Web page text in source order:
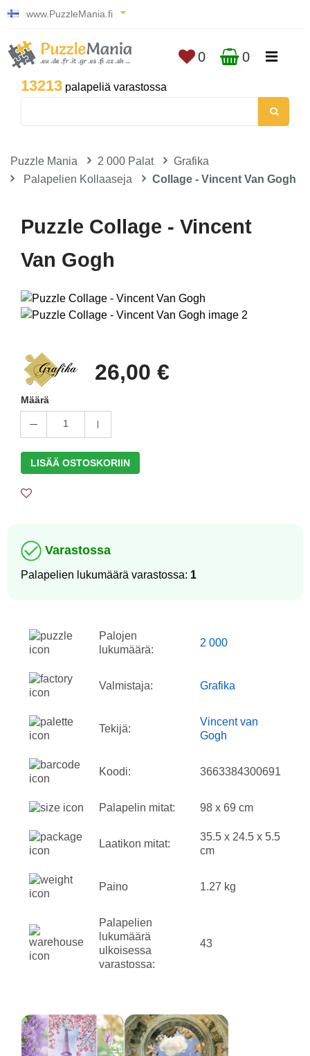
www.PuzzleMania.fi
13213 palapeliä varastossa
0 0
Puzzle Mania 2 000 Palat
Grafika
Palapelien Kollaaseja
Collage - Vincent Van Gogh
Puzzle Collage - Vincent
Van Gogh
26,00 €
Määrä
1
LISÄÄ OSTOSKORIIN
Varastossa
Palapelien lukumäärä varastossa: 1
Palojen
lukumäärä:
2 000
Valmistaja: Grafika
Tekijä:
Vincent van
Gogh
Koodi: 3663384300691
Palapelin mitat: 98 x 69 cm
Laatikon mitat:
35.5 x 24.5 x 5.5
cm
Paino 1.27 kg
Palapelien
lukumäärä
ulkoisessa
varastossa:
43